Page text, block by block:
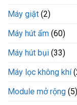
Máy giặt (2)
Máy hút ẩm (60)
Máy hút bụi (33)
Máy lọc không khí
Module mở rộng (5)